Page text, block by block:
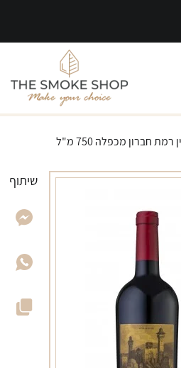
רמת חברון מכפלה 750 מ"ל
שיתוף